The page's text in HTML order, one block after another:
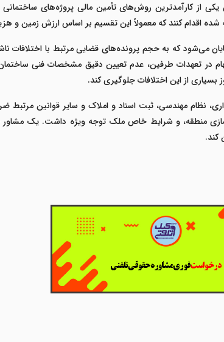
مدنی دارد، امروزه به عنوان یکی از کارآمدترین روش‌های تأمین مالی
شده اقدام کنند که معمولاً این تقسیم بر اساس ارزش زمین
که به حجم پرونده‌های قضایی مرتبط با اختلافات
در تعهدات طرفین، عدم تعیین دقیق مشخصات فنی
از این اختلافات جلوگیری کند.
نظام مهندسی، ثبت اسناد و املاک و سایر قوانین
منطقه، و شرایط خاص ملک توجه ویژه داشت. یک مشاور
کند.